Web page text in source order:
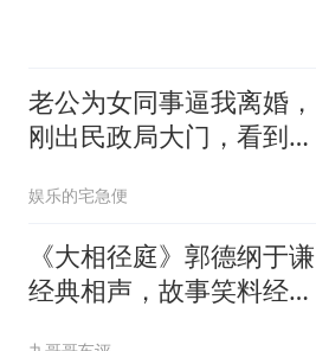
老公为女同事逼我离婚，
刚出民政局大门，看到我
娱乐的宅急便
《大相径庭》郭德纲于谦
经典相声，故事笑料经典